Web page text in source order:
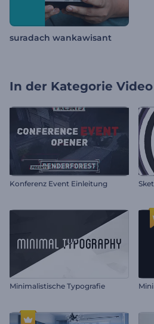
suradach wankawisant
In der Kategorie
Konferenz Event Einleitung
Minimalistische Typografie